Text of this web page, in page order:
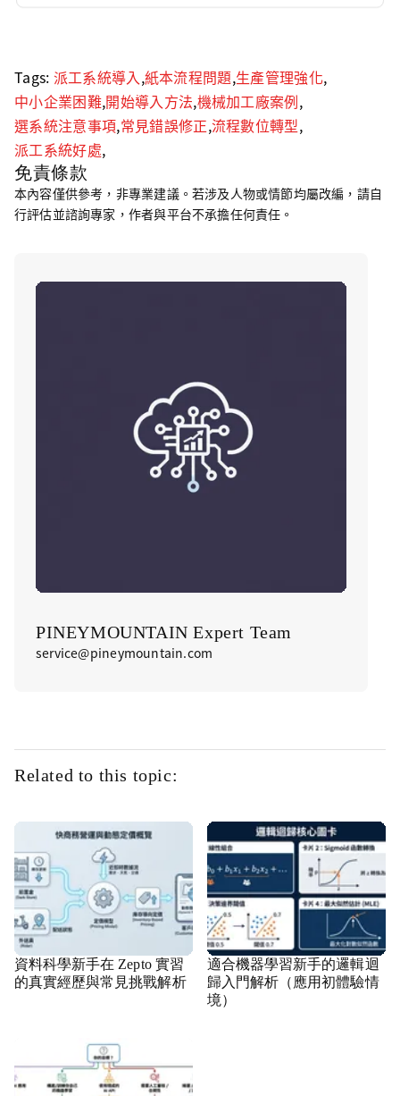
Tags: 派工系統導入,紙本流程問題,生產管理強化,
中小企業困難,開始導入方法,機械加工廠案例,
選系統注意事項,常見錯誤修正,流程數位轉型,
派工系統好處,
免責條款
本內容僅供參考，非專業建議。若涉及人物或情節均屬改編，請自
行評估並諮詢專家，作者與平台不承擔任何責任。
PINEYMOUNTAIN Expert Team
service@pineymountain.com
Related to this topic:
資料科學新手在 Zepto 實習
的真實經歷與常見挑戰解析
適合機器學習新手的邏輯迴
歸入門解析（應用初體驗情
境）